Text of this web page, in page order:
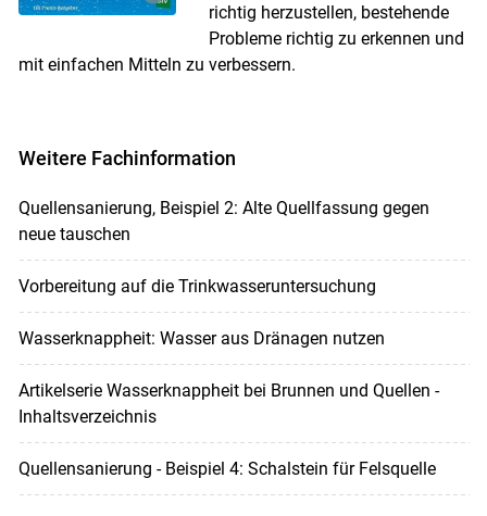
richtig herzustellen, bestehende
Probleme richtig zu erkennen und
mit einfachen Mitteln zu verbessern.
Weitere Fachinformation
Quellensanierung, Beispiel 2: Alte Quellfassung gegen
neue tauschen
Vorbereitung auf die Trinkwasseruntersuchung
Wasserknappheit: Wasser aus Dränagen nutzen
Artikelserie Wasserknappheit bei Brunnen und Quellen -
Inhaltsverzeichnis
Quellensanierung - Beispiel 4: Schalstein für Felsquelle